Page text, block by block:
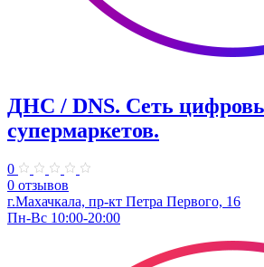
ДНС / DNS. ​Сеть
супермаркетов.
0
0 отзывов
г.Махачкала, пр-кт Петра Первого, 16
Пн-Вс 10:00-20:00